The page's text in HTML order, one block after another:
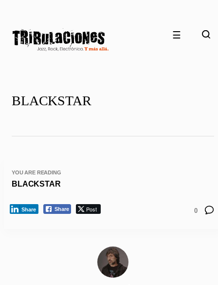
☰
BLACKSTAR
YOU ARE READING
BLACKSTAR
Share Post
Share 0